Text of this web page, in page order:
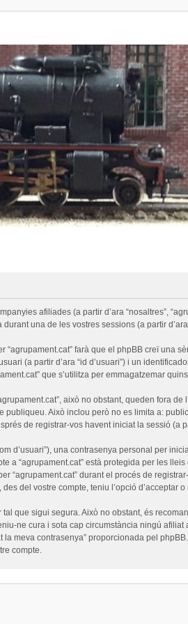
afiliades (a partir d’ara “nosaltres”,
una de les vostres sessions (a partir
farà que el phpBB creï una
(a partir d’ara “id d’usuari”) i un
que s’utilitza per emmagatzemar
això no obstant, queden fora
Això inclou però no es limita a:
de registrar-vos havent iniciat la sessió (a
d’usuari”), una contrasenya personal per
a “agrupament.cat” està protegida per les
“agrupament.cat” durant el procés de
del vostre compte, teniu l’opció
que sigui segura. Això no obstant, és
ne cura i sota cap circumstància ningú
meva contrasenya” proporcionada pel
compte.